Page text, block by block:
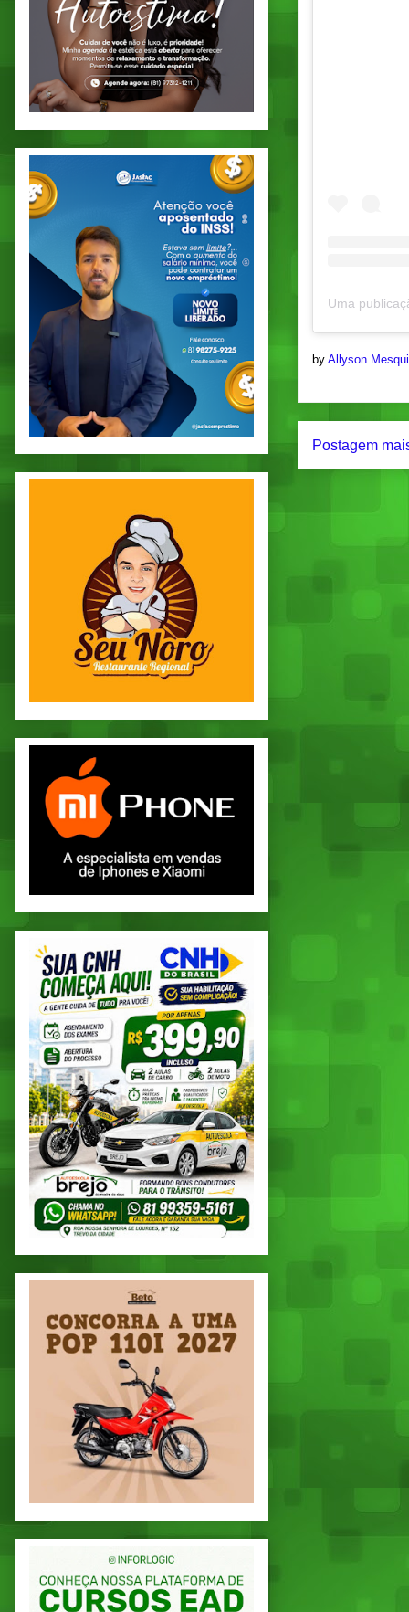
by Allyson
Postagem